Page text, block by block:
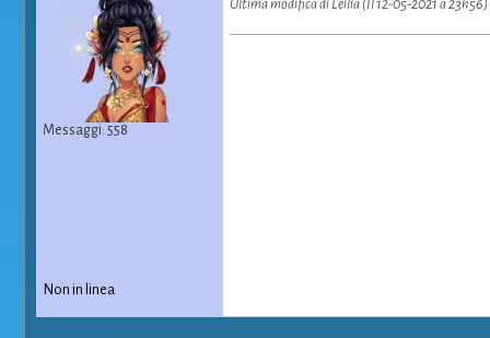
Messaggi: 558
Ultima modifica di Leilia (Il 12-05-2021 a 23h56)
Non in linea